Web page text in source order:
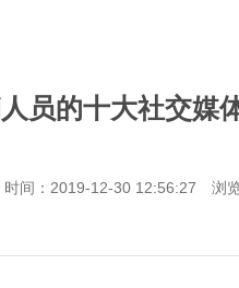
员的十大社交媒
间：2019-12-30 12:56:27 浏